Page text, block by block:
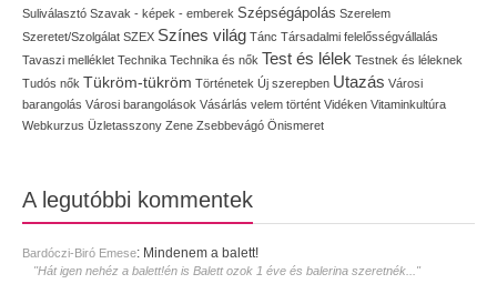
Suliválasztó Szavak - képek - emberek Szépségápolás Szerelem
Szeretet/Szolgálat SZEX Színes világ Tánc Társadalmi felelősségvállalás
Tavaszi melléklet Technika Technika és nők Test és lélek Testnek és léleknek
Tudós nők Tükröm-tükröm Történetek Új szerepben Utazás Városi
barangolás Városi barangolások Vásárlás velem történt Vidéken Vitaminkultúra
Webkurzus Üzletasszony Zene Zsebbevágó Önismeret
A legutóbbi kommentek
Bardóczi-Biró Emese: Mindenem a balett!
"Hát igen nehéz a balett!én is Balett ozok 1 éve és balerina szeretnék..."